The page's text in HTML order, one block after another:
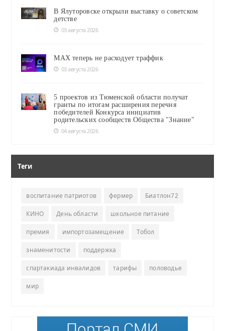
В Ялуторовске открыли выставку о советском
детстве
03 августа 2026
MAX теперь не расходует траффик
03 августа 2026
5 проектов из Тюменской области получат
гранты по итогам расширения перечня
победителей Конкурса инициатив
родительских сообществ Общества "Знание"
04 августа 2026
Теги
воспитание патриотов фермер Биатлон72
КИНО День области школьное питание
премия импортозамещение Тобол
знаменитости поддержка
спартакиада инвалидов тарифы половодье
мир